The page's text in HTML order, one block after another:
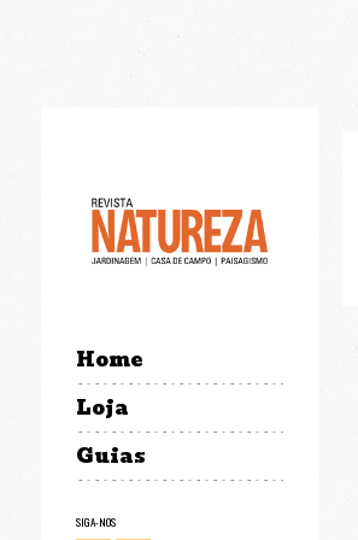
Home
Loja
Guias
SIGA-NOS